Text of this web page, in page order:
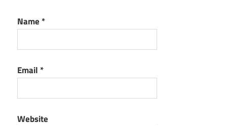
Name *
Email *
Website